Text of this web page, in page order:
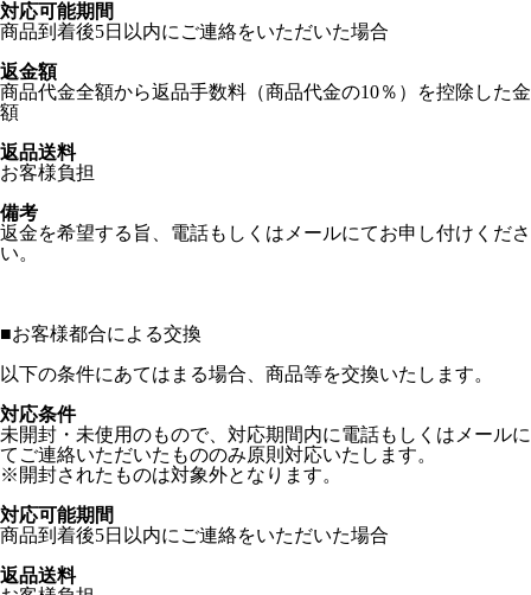
対応可能期間
商品到着後5日以内にご連絡をいただいた場合
返金額
商品代金全額から返品手数料（商品代金の10％）を控除した金
額
返品送料
お客様負担
備考
返金を希望する旨、電話もしくはメールにてお申し付けくださ
い。
■お客様都合による交換
以下の条件にあてはまる場合、商品等を交換いたします。
対応条件
未開封・未使用のもので、対応期間内に電話もしくはメールに
てご連絡いただいたもののみ原則対応いたします。
※開封されたものは対象外となります。
対応可能期間
商品到着後5日以内にご連絡をいただいた場合
返品送料